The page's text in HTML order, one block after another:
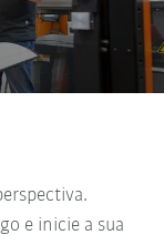
e inicie a sua